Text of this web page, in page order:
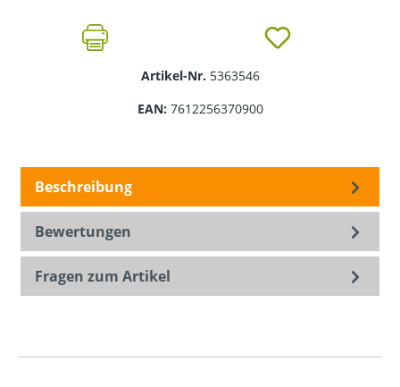
Artikel-Nr. 5363546
EAN: 7612256370900
Beschreibung
Bewertungen
Fragen zum Artikel